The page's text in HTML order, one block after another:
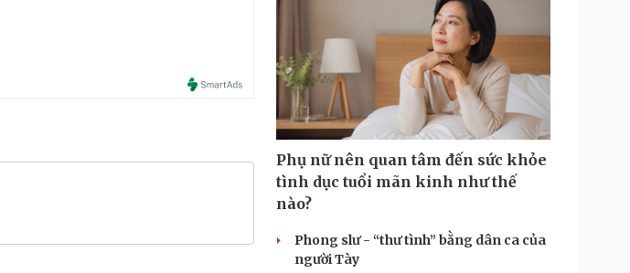
Phụ nữ nên quan tâm đến sức khỏe
tình dục tuổi mãn kinh như thế
nào?
Phong slư - “thư tình” bằng dân ca của
người Tày